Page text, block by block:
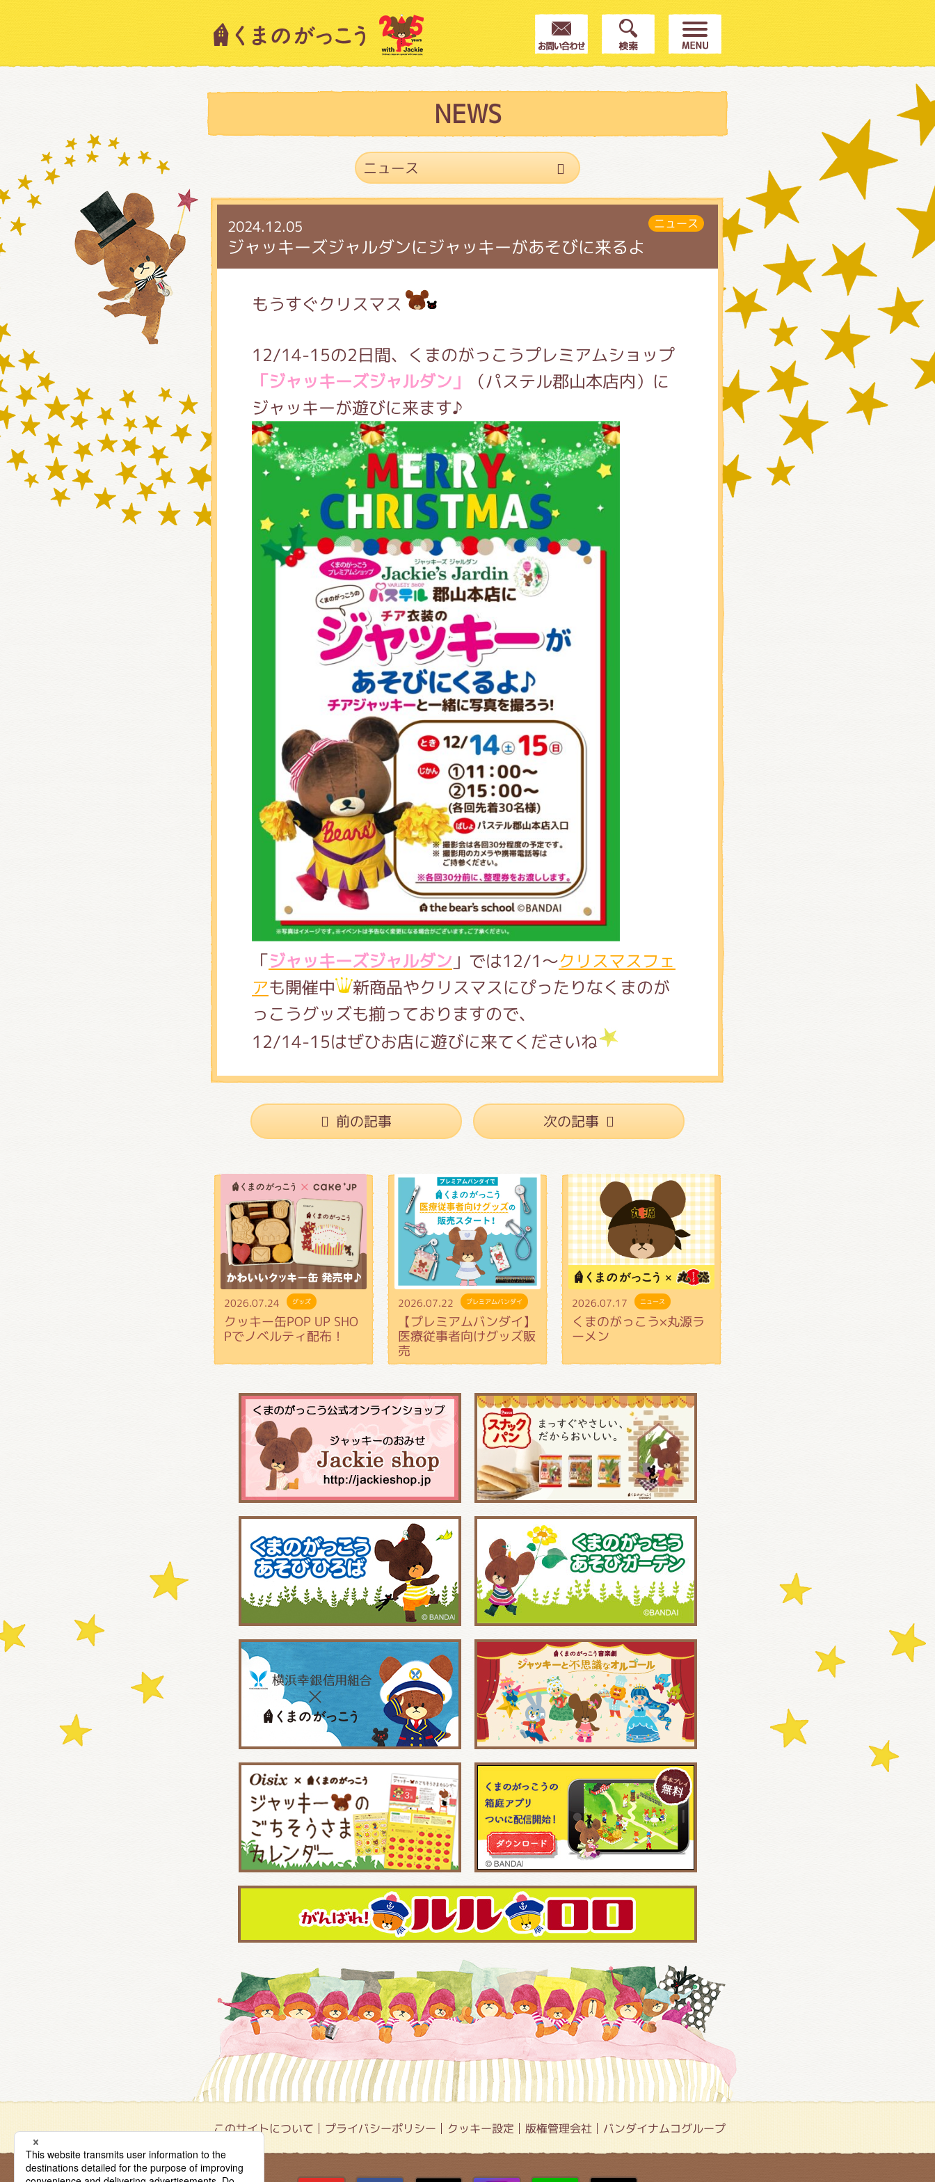
NEWS
2024.12.05 ニュース
ジャッキーズジャルダンにジャッキーがあそびに来るよ
もうすぐクリスマス
12/14-15の2日間、くまのがっこうプレミアムショップ
「ジャッキーズジャルダン」
（パステル郡山本店内）に
ジャッキーが遊びに来ます♪
「ジャッキーズジャルダン 」では12/1～クリスマスフェ
アも開催中
新商品やクリスマスにぴったりなくまのが
っこうグッズも揃っておりますので、
12/14-15はぜひお店に遊びに来てくださいね
前の記事 次の記事
2026.07.24 グッズ
クッキー缶POP UP SHO
Pでノベルティ配布！
2026.07.22 プレミアムバンダイ
【プレミアムバンダイ】
医療従事者向けグッズ販
売
2026.07.17 ニュース
くまのがっこう×丸源ラ
ーメン
このサイトについて プライバシーポリシー クッキー設定 版権管理会社 バンダイナムコグループ
キャラクター紹介
スタッフブログ
絵本・作家紹介
ショップインフォメーション
グッズインフォメーション
ミュージカル・コンサート
おたのしみコンテンツ(クイズ・AR・診断・占い)
チア ジャッキーズ！
くまのがっこう しょくいんしつ
くまのがっこう 家庭科部